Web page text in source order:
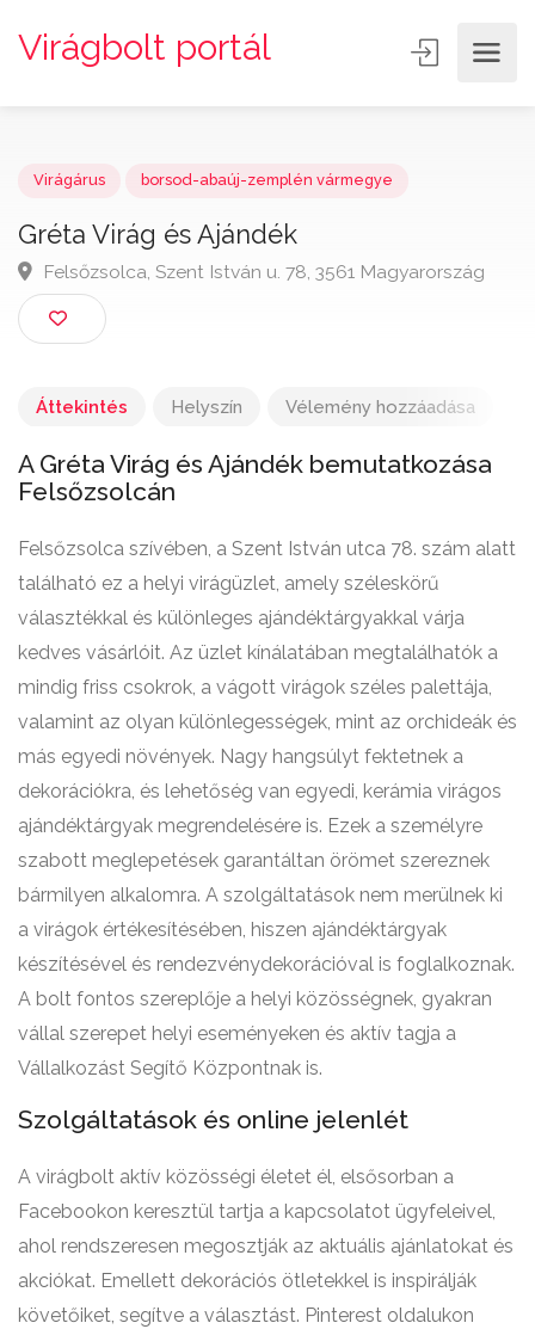
Virágbolt portál
Gréta Virág és Ajándék
Felsőzsolca, Szent István u. 78, 3561 Magyarország
Áttekintés Helyszín Vélemény hozzáadása
A Gréta Virág és Ajándék bemutatkozása
Felsőzsolcán
Felsőzsolca szívében, a Szent István utca 78. szám alatt
található ez a helyi virágüzlet, amely széleskörű
választékkal és különleges ajándéktárgyakkal várja
kedves vásárlóit. Az üzlet kínálatában megtalálhatók a
mindig friss csokrok, a vágott virágok széles palettája,
valamint az olyan különlegességek, mint az orchideák és
más egyedi növények. Nagy hangsúlyt fektetnek a
dekorációkra, és lehetőség van egyedi, kerámia virágos
ajándéktárgyak megrendelésére is. Ezek a személyre
szabott meglepetések garantáltan örömet szereznek
bármilyen alkalomra. A szolgáltatások nem merülnek ki
a virágok értékesítésében, hiszen ajándéktárgyak
készítésével és rendezvénydekorációval is foglalkoznak.
A bolt fontos szereplője a helyi közösségnek, gyakran
vállal szerepet helyi eseményeken és aktív tagja a
Vállalkozást Segítő Központnak is.
Szolgáltatások és online jelenlét
A virágbolt aktív közösségi életet él, elsősorban a
Facebookon keresztül tartja a kapcsolatot ügyfeleivel,
ahol rendszeresen megosztják az aktuális ajánlatokat és
akciókat. Emellett dekorációs ötletekkel is inspirálják
követőiket, segítve a választást. Pinterest oldalukon